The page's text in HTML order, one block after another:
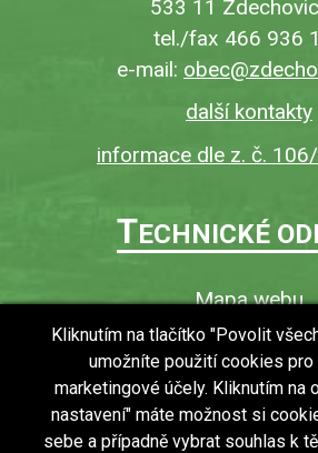
533 11
tel./fax 466 936
e-mail:
další kontakty
informace dle z. č.
TECHNICKÉ
Mapa webu
O webu
Povinně zveřejňované
Ochrana osobních
Vyhledávání
Kliknutím na tlačítko "Povolit
umožníte použití cookies pro
marketingové účely. Kliknutím na
nastavení" máte možnost si
sebe a případně vybrat souhlas k